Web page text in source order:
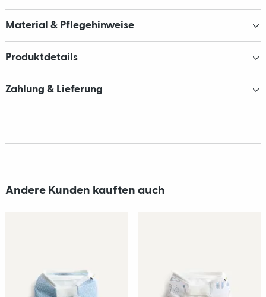
Material & Pflegehinweise
Produktdetails
Zahlung & Lieferung
Andere Kunden kauften auch